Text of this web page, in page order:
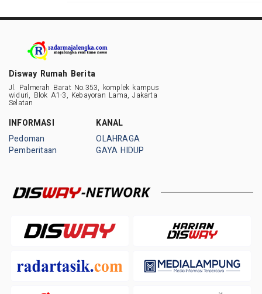
Disway Rumah Berita
Jl. Palmerah Barat No.353, komplek kampus
widuri, Blok A1-3, Kebayoran Lama, Jakarta
Selatan
INFORMASI
Pedoman
Pemberitaan
KANAL
OLAHRAGA
GAYA HIDUP